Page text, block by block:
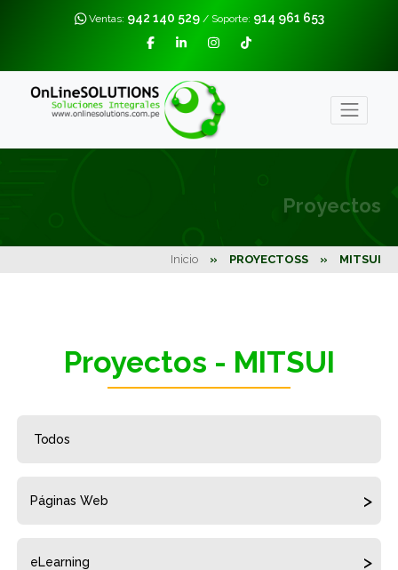
Ventas: 942 140 529/ Soporte: 914 961 653
Proyectos
Inicio » PROYECTOSS » MITSUI
Proyectos - MITSUI
Todos
Páginas Web
eLearning